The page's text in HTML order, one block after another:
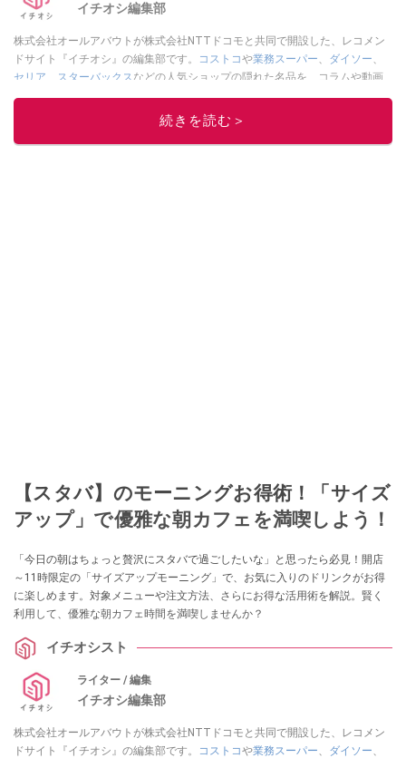
イチオシ編集部
株式会社オールアバウトが株式会社NTTドコモと共同で開設した、レコメン
ドサイト『イチオシ』の編集部です。
コストコや業務スーパー、 ダイソー、
セリア
スターバックス などの人気ショップの隠れた名品を、コラムや動画
を通してご紹介。話題のグルメやマニアが紹介するアウトドア情報も満載で
す。配信しているコンテンツは専門家やインフルエンサーが実際に使用して
レビューしています。毎日トレンド情報をお届けしているので、ぜひ
ニュースでフォローしてください！
続きを読む＞
【スタバ】のモーニングお得術！「サイズ
アップ」で優雅な朝カフェを満喫しよう！
「今日の朝はちょっと贅沢にスタバで過ごしたいな」と思ったら必見！開店
～11時限定の「サイズアップモーニング」で、お気に入りのドリンクがお得
に楽しめます。対象メニューや注文方法、さらにお得な活用術を解説。賢く
利用して、優雅な朝カフェ時間を満喫しませんか？
イチオシスト
ライター / 編集
イチオシ編集部
株式会社オールアバウトが株式会社NTTドコモと共同で開設した、レコメン
ドサイト『イチオシ』の編集部です。
コストコや業務スーパー、 ダイソー、